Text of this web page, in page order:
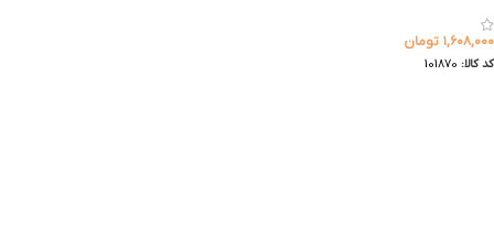
۱,۶۰۸,۰۰۰ تومان
کد کالا: 101870